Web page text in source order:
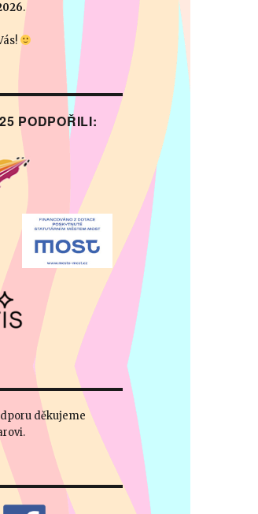
.
PODPOŘILI:
děkujeme